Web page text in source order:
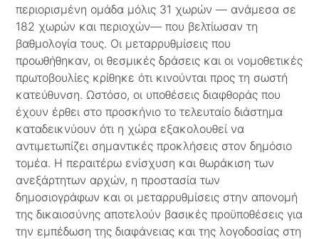
περιορισμένη ομάδα μόλις 31 χωρών — ανάμεσα σε
182 χωρών και περιοχών— που βελτίωσαν τη
βαθμολογία τους. Οι μεταρρυθμίσεις που
προωθήθηκαν, οι θεσμικές δράσεις και οι νομοθετικές
πρωτοβουλίες κρίθηκε ότι κινούνται προς τη σωστή
κατεύθυνση. Ωστόσο, οι υποθέσεις διαφθοράς που
έχουν έρθει στο προσκήνιο το τελευταίο διάστημα
καταδεικνύουν ότι η χώρα εξακολουθεί να
αντιμετωπίζει σημαντικές προκλήσεις στον δημόσιο
τομέα. Η περαιτέρω ενίσχυση και θωράκιση των
ανεξάρτητων αρχών, η προστασία των
δημοσιογράφων και οι μεταρρυθμίσεις στην απονομή
της δικαιοσύνης αποτελούν βασικές προϋποθέσεις για
την εμπέδωση της διαφάνειας και της λογοδοσίας στη